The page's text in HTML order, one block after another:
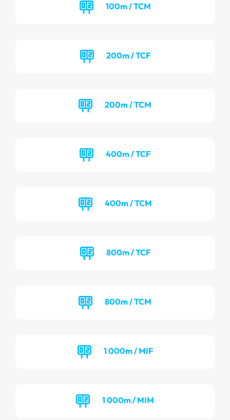
100m / TCM
200m / TCF
200m / TCM
400m / TCF
400m / TCM
800m / TCF
800m / TCM
1 000m / MIF
1 000m / MIM